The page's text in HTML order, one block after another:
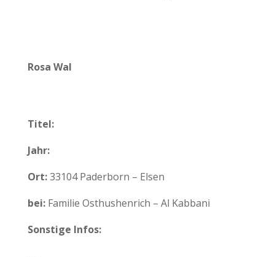
Rosa Wal
Titel:
Jahr:
Ort:33104 Paderborn – Elsen
bei:Familie Osthushenrich – Al Kabbani
Sonstige Infos: